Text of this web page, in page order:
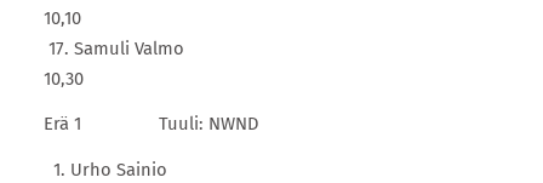
10,10
17. Samuli Valmo
10,30
Erä 1 Tuuli: NWND
1. Urho Sainio